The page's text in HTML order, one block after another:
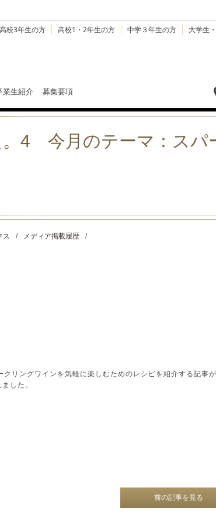
高校3年生の方 高校1・2年生の方 中学３年生の方 大学生
業生紹介 募集要項
4 今月のテーマ：スパ
ス / メディア掲載履歴
/
リングワインを気軽に楽しむためのレシピを紹介する記事
した。
前の記事を見る